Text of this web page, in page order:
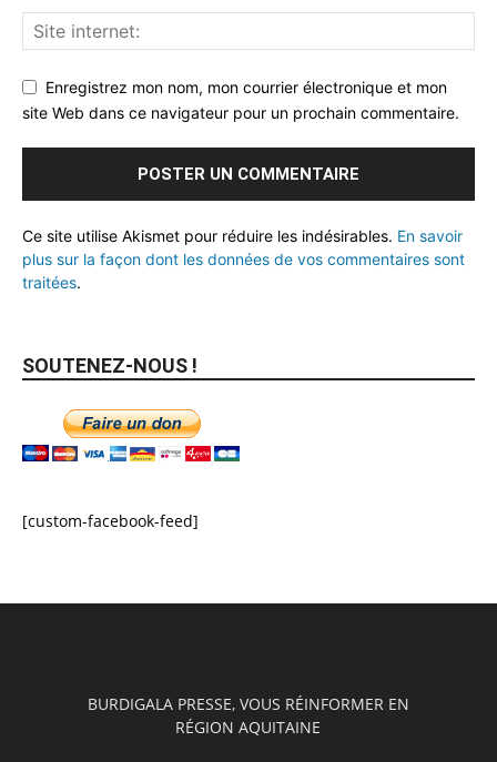
Enregistrez mon nom, mon courrier électronique et mon
site Web dans ce navigateur pour un prochain commentaire.
Ce site utilise Akismet pour réduire les indésirables. En savoir
plus sur la façon dont les données de vos commentaires sont
traitées.
SOUTENEZ-NOUS !
[custom-facebook-feed]
BURDIGALA PRESSE, VOUS RÉINFORMER EN
RÉGION AQUITAINE